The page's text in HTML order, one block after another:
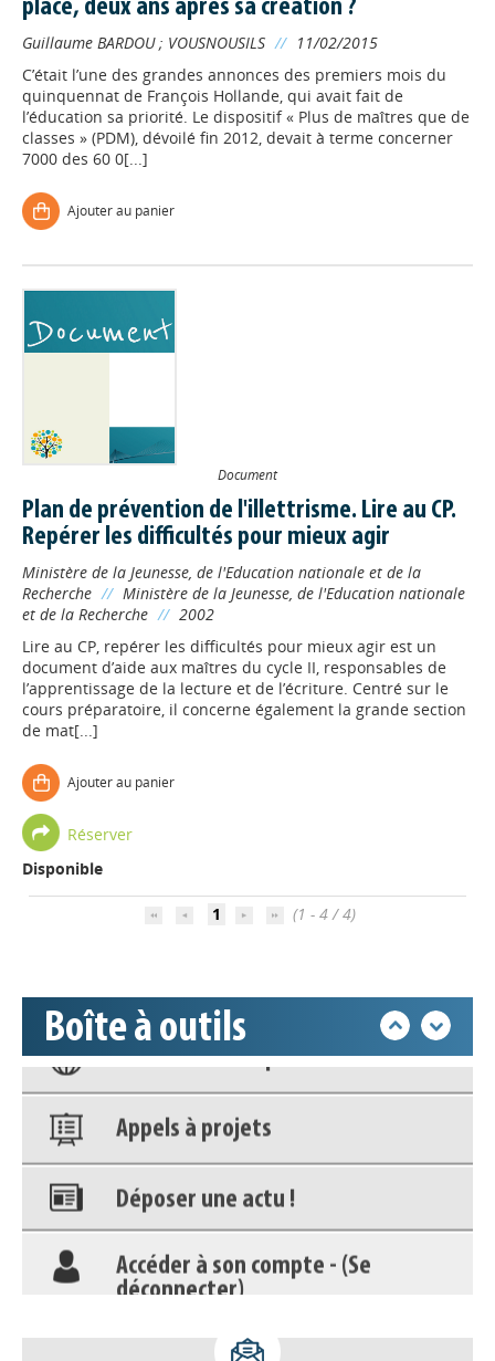
place, deux ans après sa création ?
Guillaume BARDOU; VOUSNOUSILS // 11/02/2015
C’était l’une des grandes annonces des premiers mois du
quinquennat de François Hollande, qui avait fait de
l’éducation sa priorité. Le dispositif « Plus de maîtres que de
classes » (PDM), dévoilé fin 2012, devait à terme concerner
7000 des 60 0[...]
Ajouter au panier
Document
Plan de prévention de l'illettrisme. Lire au CP.
Repérer les difficultés pour mieux agir
Ministère de la Jeunesse, de l'Education nationale et de la
Recherche // Ministère de la Jeunesse, de l'Education nationale
et de la Recherche // 2002
Lire au CP, repérer les difficultés pour mieux agir est un
document d’aide aux maîtres du cycle II, responsables de
l’apprentissage de la lecture et de l’écriture. Centré sur le
cours préparatoire, il concerne également la grande section
de mat[...]
Ajouter au panier
Réserver
Disponible
1 (1 - 4 / 4)
Boîte à outils
déconnecter)
Nos veilles Scoop.it
Appels à projets
Déposer une actu !
déconnecter)
Base documentaire